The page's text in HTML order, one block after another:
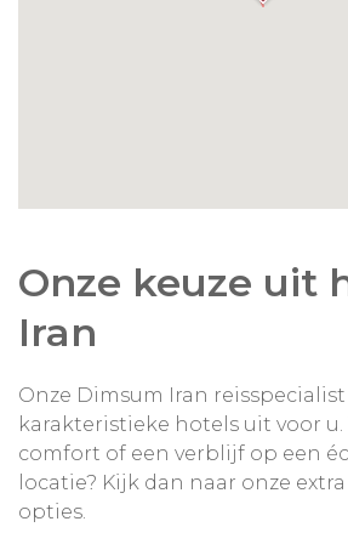
Onze keuze uit
Iran
Onze Dimsum Iran
karakteristieke hotels uit voor
comfort of een verblijf op een
locatie? Kijk dan naar onze
opties.